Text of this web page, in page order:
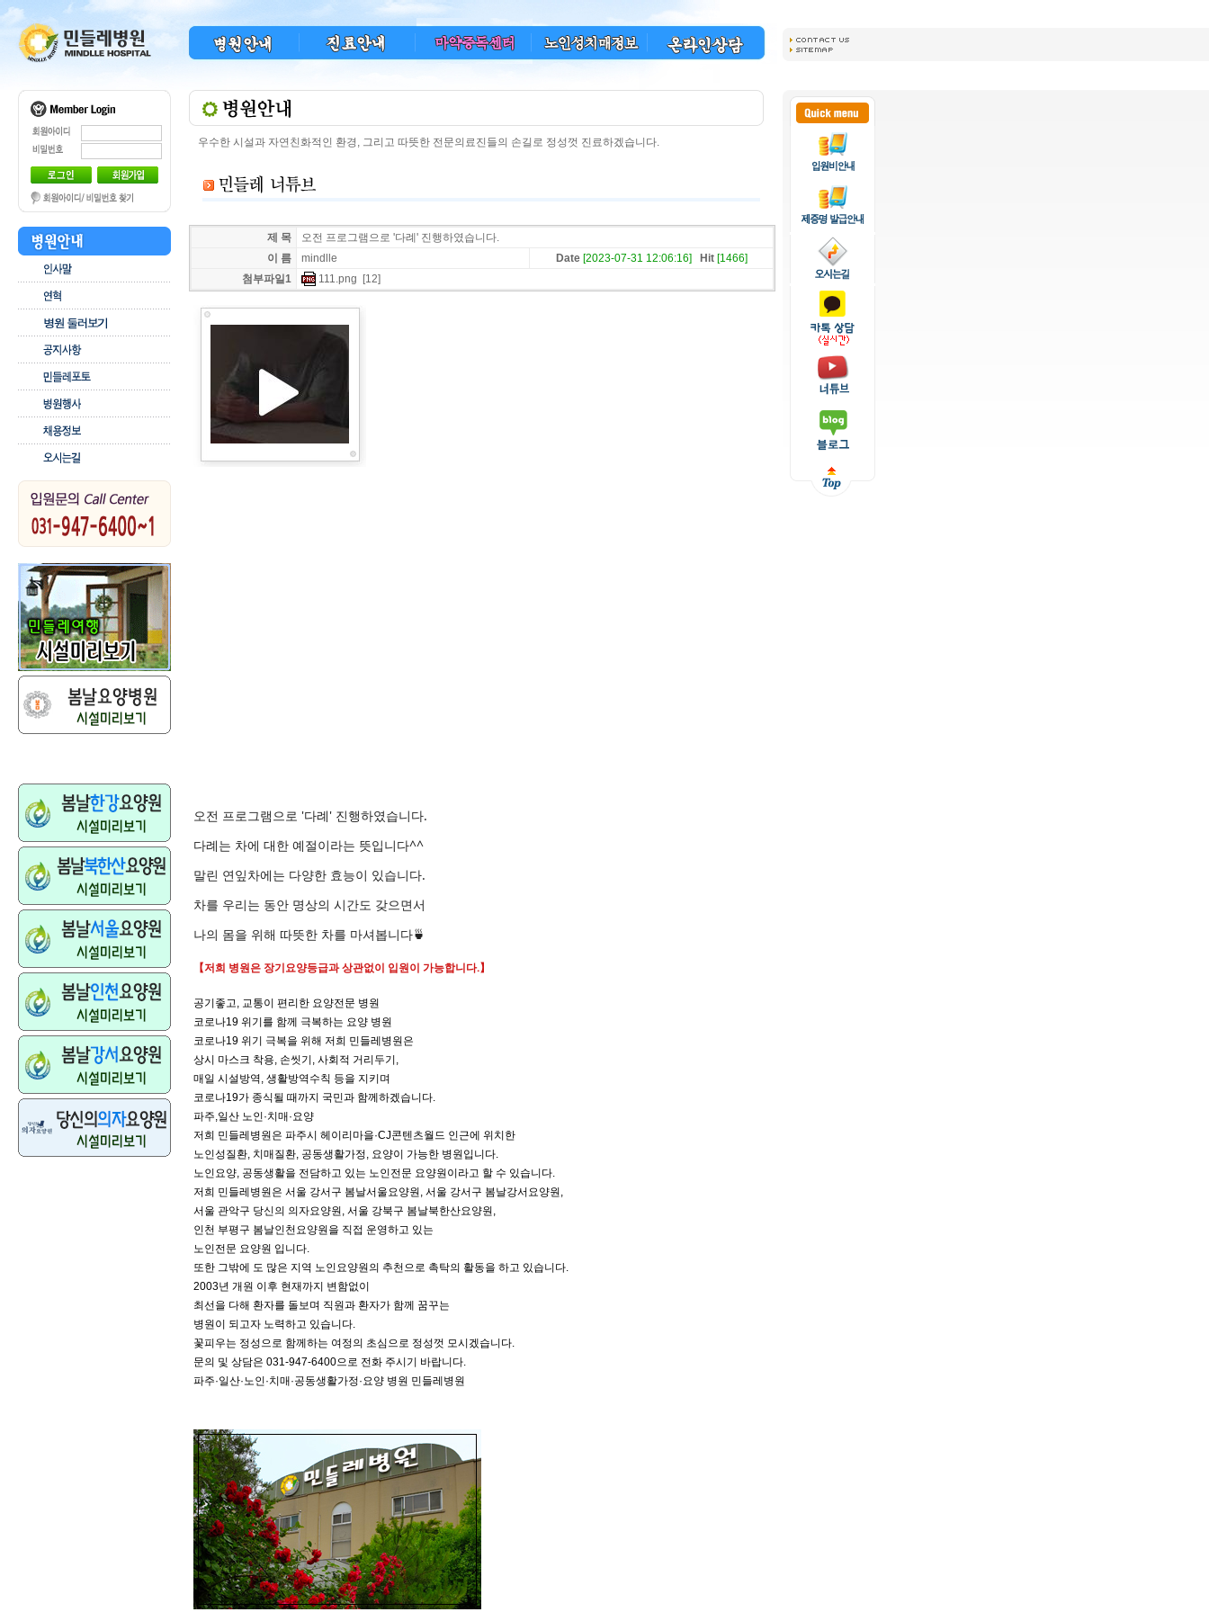
우수한 시설과 자연친화적인 환경, 그리고 따뜻한 전문의료진들의 손길로 정성껏 진료하겠습니다.
제 목
오전 프로그램으로 '다례' 진행하였습니다.
이 름
mindlle Date [2023-07-31 12:06:16] Hit [1466]
첨부파일1
111.png [12]
오전 프로그램으로 '다례' 진행하였습니다.
다례는 차에 대한 예절이라는 뜻입니다^^
말린 연잎차에는 다양한 효능이 있습니다.
차를 우리는 동안 명상의 시간도 갖으면서
나의 몸을 위해 따뜻한 차를 마셔봅니다🍵
【저희 병원은 장기요양등급과 상관없이 입원이 가능합니다.】
공기좋고, 교통이 편리한 요양전문 병원
코로나19 위기를 함께 극복하는 요양 병원
코로나19 위기 극복을 위해 저희 민들레병원은
상시 마스크 착용, 손씻기, 사회적 거리두기,
매일 시설방역, 생활방역수칙 등을 지키며
코로나19가 종식될 때까지 국민과 함께하겠습니다.
파주,일산 노인·치매·요양
저희 민들레병원은 파주시 헤이리마을·CJ콘텐츠월드 인근에 위치한
노인성질환, 치매질환, 공동생활가정, 요양이 가능한 병원입니다.
노인요양, 공동생활을 전담하고 있는 노인전문 요양원이라고 할 수 있습니다.
저희 민들레병원은 서울 강서구 봄날서울요양원, 서울 강서구 봄날강서요양원,
서울 관악구 당신의 의자요양원, 서울 강북구 봄날북한산요양원,
인천 부평구 봄날인천요양원을 직접 운영하고 있는
노인전문 요양원 입니다.
또한 그밖에 도 많은 지역 노인요양원의 추천으로 촉탁의 활동을 하고 있습니다.
2003년 개원 이후 현재까지 변함없이
최선을 다해 환자를 돌보며 직원과 환자가 함께 꿈꾸는
병원이 되고자 노력하고 있습니다.
꽃피우는 정성으로 함께하는 여정의 초심으로 정성껏 모시겠습니다.
문의 및 상담은 031-947-6400으로 전화 주시기 바랍니다.
파주·일산·노인·치매·공동생활가정·요양 병원 민들레병원